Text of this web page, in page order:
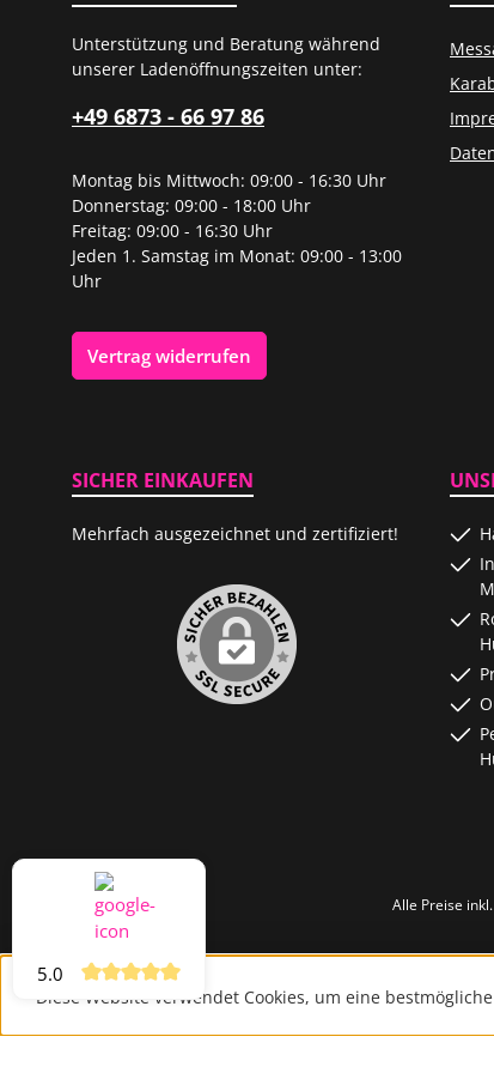
5.0
Unterstützung und Beratung während
unserer Ladenöffnungszeiten unter:
+49 6873 - 66 97 86
Montag bis Mittwoch: 09:00 - 16:30 Uhr
Donnerstag: 09:00 - 18:00 Uhr
Freitag: 09:00 - 16:30 Uhr
Jeden 1. Samstag im Monat: 09:00 - 13:00
Uhr
Vertrag widerrufen
SICHER EINKAUFEN
Mehrfach ausgezeichnet und zertifiziert!
Alle Preise
Diese Website verwendet Cookies, um eine